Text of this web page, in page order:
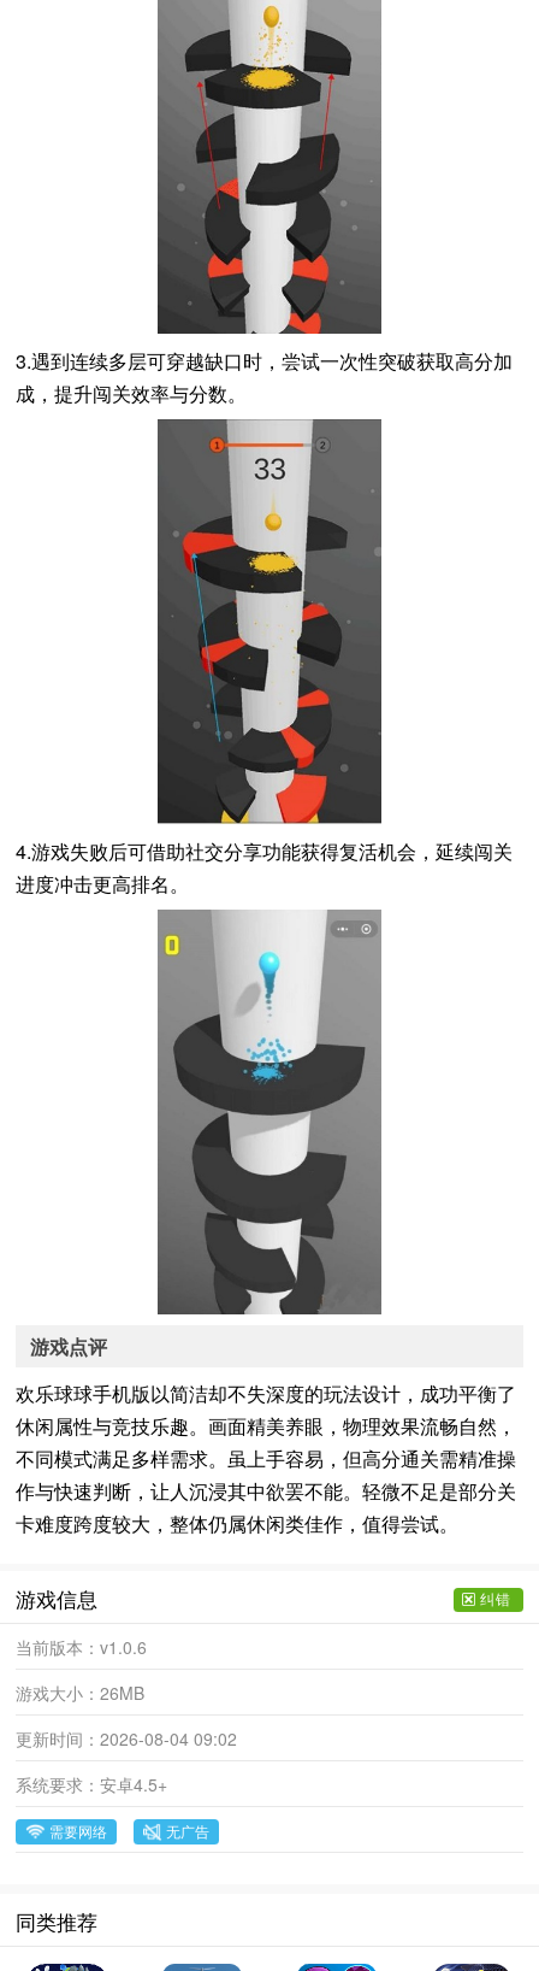
3.遇到连续多层可穿越缺口时，尝试一次性突破获取高分加
成，提升闯关效率与分数。
4.游戏失败后可借助社交分享功能获得复活机会，延续闯关
进度冲击更高排名。
游戏点评
欢乐球球手机版以简洁却不失深度的玩法设计，成功平衡了
休闲属性与竞技乐趣。画面精美养眼，物理效果流畅自然，
不同模式满足多样需求。虽上手容易，但高分通关需精准操
作与快速判断，让人沉浸其中欲罢不能。轻微不足是部分关
卡难度跨度较大，整体仍属休闲类佳作，值得尝试。
游戏信息
当前版本：v1.0.6
游戏大小：26MB
更新时间：2026-08-04 09:02
系统要求：安卓4.5+
需要网络 无广告
纠错
同类推荐